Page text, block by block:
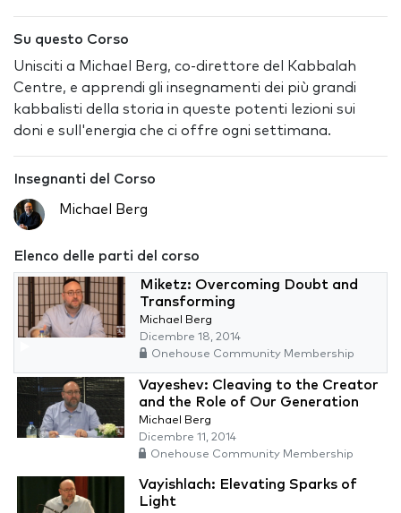
Su questo Corso
Unisciti a Michael Berg, co-direttore del Kabbalah
Centre, e apprendi gli insegnamenti dei più grandi
kabbalisti della storia in queste potenti lezioni sui
doni e sull'energia che ci offre ogni settimana.
Insegnanti del Corso
Michael Berg
Elenco delle parti del corso
Miketz: Overcoming Doubt and
Transforming
Michael Berg
Dicembre 18, 2014
Onehouse Community Membership
Vayeshev: Cleaving to the Creator
and the Role of Our Generation
Michael Berg
Dicembre 11, 2014
Onehouse Community Membership
Vayishlach: Elevating Sparks of
Light